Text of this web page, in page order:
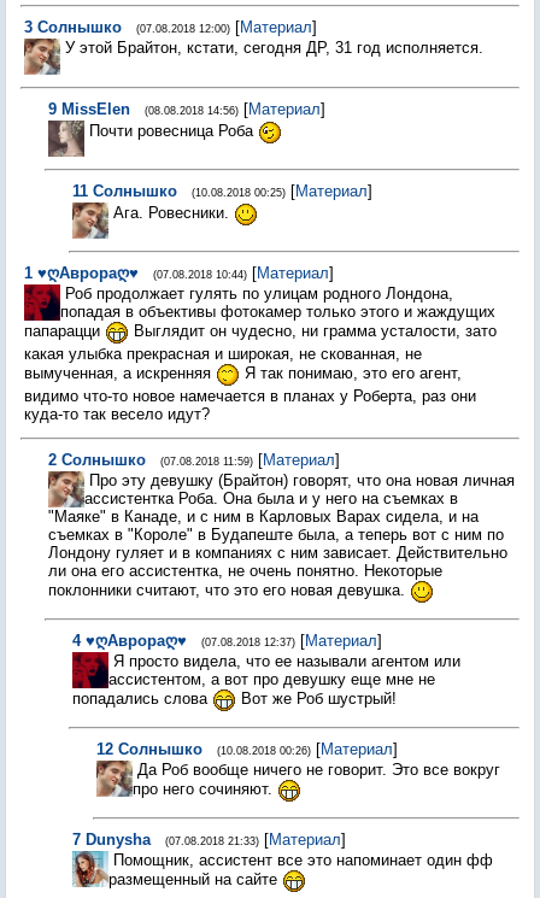
3 Солнышко (07.08.2018 12:00) [Материал]
У этой Брайтон, кстати, сегодня ДР, 31 год исполняется.
9 MissElen (08.08.2018 14:56) [Материал]
Почти ровесница Роба
11 Солнышко (10.08.2018 00:25) [Материал]
Ага. Ровесники.
1 ♥ღАврораღ♥ (07.08.2018 10:44) [Материал]
Роб продолжает гулять по улицам родного Лондона,
попадая в объективы фотокамер только этого и жаждущих
папарацци
Выглядит он чудесно, ни грамма усталости, зато
какая улыбка прекрасная и широкая, не скованная, не
вымученная, а искренняя
Я так понимаю, это его агент,
видимо что-то новое намечается в планах у Роберта, раз они
куда-то так весело идут?
2 Солнышко (07.08.2018 11:59) [Материал]
Про эту девушку (Брайтон) говорят, что она новая личная
ассистентка Роба. Она была и у него на съемках в
"Маяке" в Канаде, и с ним в Карловых Варах сидела, и на
съемках в "Короле" в Будапеште была, а теперь вот с ним по
Лондону гуляет и в компаниях с ним зависает. Действительно
ли она его ассистентка, не очень понятно. Некоторые
поклонники считают, что это его новая девушка.
4 ♥ღАврораღ♥ (07.08.2018 12:37) [Материал]
Я просто видела, что ее называли агентом или
ассистентом, а вот про девушку еще мне не
попадались слова
Вот же Роб шустрый!
12 Солнышко (10.08.2018 00:26) [Материал]
Да Роб вообще ничего не говорит. Это все вокруг
про него сочиняют.
7 Dunysha (07.08.2018 21:33) [Материал]
Помощник, ассистент все это напоминает один фф
размещенный на сайте